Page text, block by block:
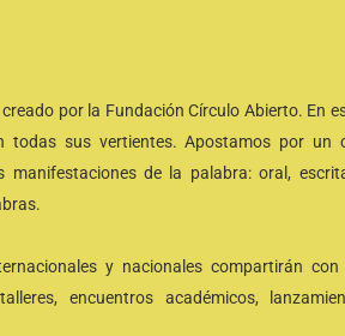
creado por la Fundación Círculo Abierto. En
sus vertientes. Apostamos por un
de la palabra: oral,
y nacionales compartirán
encuentros académicos,